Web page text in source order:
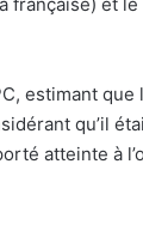
estimant
qu’il
atteinte à